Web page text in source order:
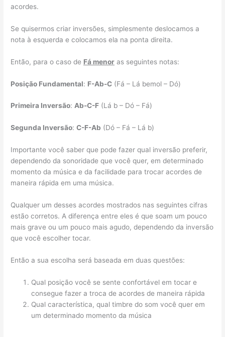
acordes.
Se quisermos criar inversões, simplesmente deslocamos a
nota à esquerda e colocamos ela na ponta direita.
Então, para o caso de Fá menor as seguintes notas:
Posição Fundamental: F-Ab-C (Fá – Lá bemol – Dó)
Primeira Inversão:Ab-C-F (Lá b – Dó – Fá)
Segunda Inversão:C-F-Ab (Dó – Fá – Lá b)
Importante você saber que pode fazer qual inversão preferir,
dependendo da sonoridade que você quer, em determinado
momento da música e da facilidade para trocar acordes de
maneira rápida em uma música.
Qualquer um desses acordes mostrados nas seguintes cifras
estão corretos. A diferença entre eles é que soam um pouco
mais grave ou um pouco mais agudo, dependendo da inversão
que você escolher tocar.
Então a sua escolha será baseada em duas questões:
Qual posição você se sente confortável em tocar e
consegue fazer a troca de acordes de maneira rápida
Qual característica, qual timbre do som você quer em
um determinado momento da música